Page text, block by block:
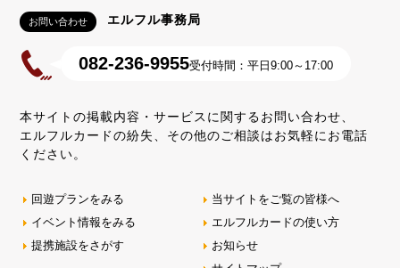
お問い合わせ エルフル事務局
082-236-9955受付時間：平日9:00～17:00
本サイトの掲載内容・サービスに関するお問い合わせ、
エルフルカードの紛失、その他のご相談はお気軽にお電話
ください。
回遊プランをみる
イベント情報をみる
提携施設をさがす
当サイトをご覧の皆様へ
エルフルカードの使い方
お知らせ